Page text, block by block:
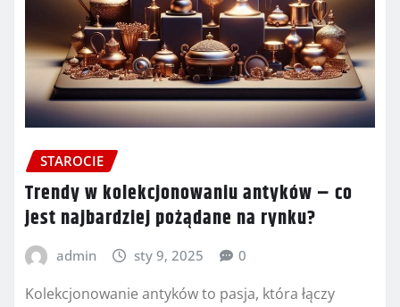
STAROCIE
Trendy w kolekcjonowaniu antyków – co
jest najbardziej pożądane na rynku?
admin sty 9, 2025 0
Kolekcjonowanie antyków to pasja, która łączy